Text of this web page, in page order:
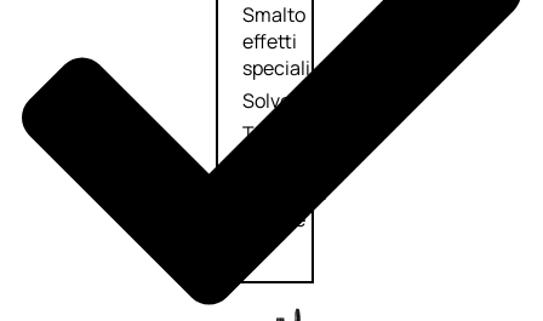
Smalto
effetti
speciali
Solvente
Trattamenti
Cofanetti
unghie